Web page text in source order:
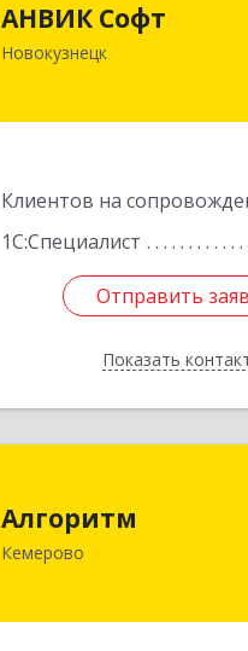
АНВИК Софт
Новокузнецк
Клиентов на
1С:Специалист
Отправить
Показать
654079,
Кузбасс,
Невского ул,
Отправить
Назад
Алгоритм
Кемерово
650043, Кемеровская
Мичурина пер,